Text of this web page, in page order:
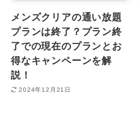
メンズクリアの通い放題
プランは終了？プラン終
了での現在のプランとお
得なキャンペーンを解
説！
2024年12月21日